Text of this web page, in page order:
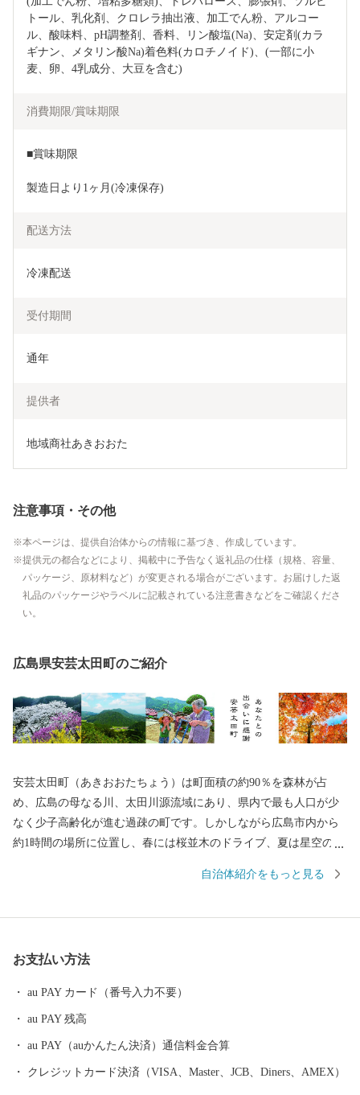
トール、乳化剤、クロレラ抽出液、加工でん粉、アルコー
ル、酸味料、pH調整剤、香料、リン酸塩(Na)、安定剤(カラ
ギナン、メタリン酸Na)着色料(カロチノイド)、(一部に小
麦、卵、4乳成分、大豆を含む)
消費期限/賞味期限
■賞味期限
製造日より1ヶ月(冷凍保存)
配送方法
冷凍配送
受付期間
通年
提供者
地域商社あきおおた
注意事項・その他
本ページは、提供自治体からの情報に基づき、作成しています。
提供元の都合などにより、掲載中に予告なく返礼品の仕様（規格、容量、
パッケージ、原材料など）が変更される場合がございます。お届けした返
礼品のパッケージやラベルに記載されている注意書きなどをご確認くださ
い。
広島県安芸太田町のご紹介
安芸太田町（あきおおたちょう）は町面積の約90％を森林が占
め、広島の母なる川、太田川源流域にあり、県内で最も人口が少
なく少子高齢化が進む過疎の町です。しかしながら広島市内から
約1時間の場所に位置し、春には桜並木のドライブ、夏は星空のよ
色。四季折々、里山の風景があふれています。ぷらっと寄りたく
いと願っています。 みなさんの温かいご支援、お待ちしており
自治体紹介をもっと見る
お支払い方法
au PAY カード（番号入力不要）
au PAY 残高
au PAY（auかんたん決済）通信料金合算
クレジットカード決済（VISA、Master、JCB、Diners、AMEX）